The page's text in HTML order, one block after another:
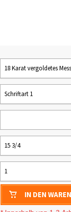
18 Karat vergoldetes
Schriftart 1
15 3/4
1
IN DEN